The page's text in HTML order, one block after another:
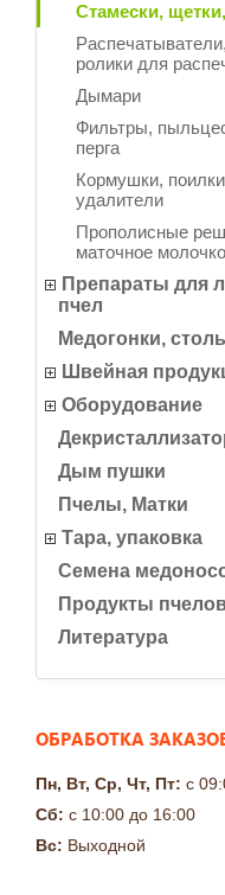
Стамески,
ролики для
Дымари
Фильтры,
перга
Кормушки,
удалители
Прополисные
маточное молочко
Препараты для
пчел
Медогонки,
Швейная
Оборудование
Дым пушки
Пчелы, Матки
Тара, упаковка
Семена
Продукты
Литература
ОБРАБОТКА
Пн, Вт, Ср, Чт, Пт: с
Сб: с 10:00 до 16:00
Вс: Выходной